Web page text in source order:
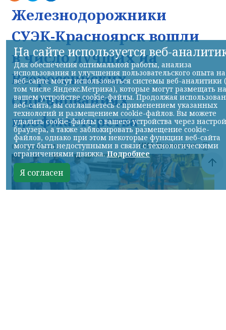
Железнодорожники
СУЭК-Красноярск вошли
в число лучших на
Всероссийских
соревнованиях
профмастерства
07.08.2026 22:13 НИА-Красноярск
На сайте используется веб-
Для обеспечения оптимальной работы, анализа
использования и улучшения пользовательского опыта на
веб-сайте могут использоваться системы веб-аналитики
том числе Яндекс.Метрика), которые могут размещать на
вашем устройстве cookie-файлы. Продолжая
веб-сайта, вы соглашаетесь с применением указанных
технологий и размещением cookie-файлов. Вы можете
удалить cookie-файлы с вашего устройства через
браузера, а также заблокировать размещение cookie-
файлов, однако при этом некоторые функции веб-сайта
могут быть недоступными в связи с технологическими
ограничениями движка.Подробнее
Я согласен